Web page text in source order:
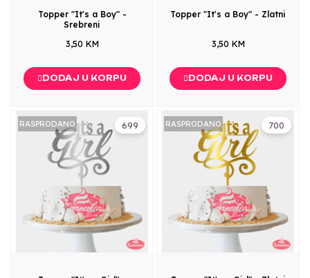
Topper "It's a Boy" -
Srebreni
3,50 KM
DODAJ U KORPU
Topper "It's a Boy" - Zlatni
3,50 KM
DODAJ U KORPU
699
RASPRODANO 700
RASPRODANO